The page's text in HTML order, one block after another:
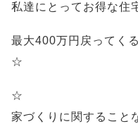
私達にとってお得な住
最大400万円戻ってく
☆
☆
家づくりに関すること